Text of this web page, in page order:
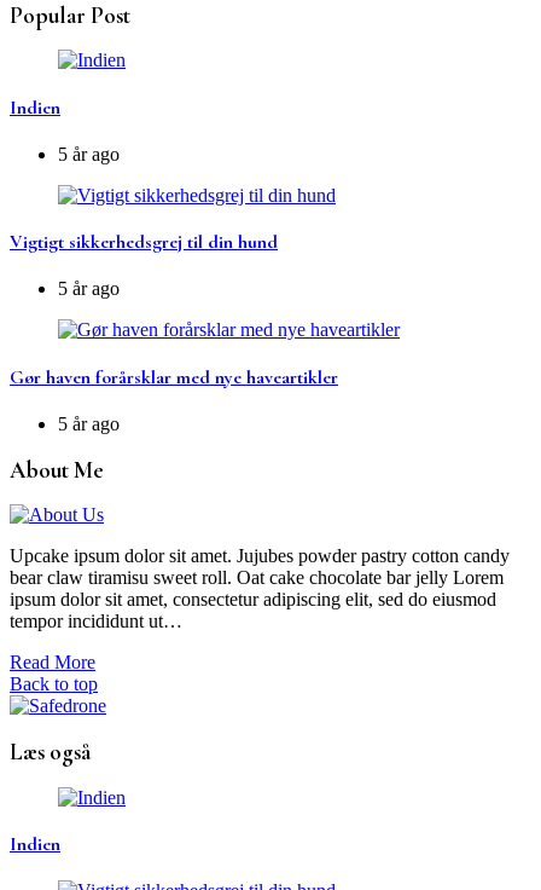
Popular Post
Indien
5 år ago
Vigtigt sikkerhedsgrej til din hund
5 år ago
Gør haven forårsklar med nye haveartikler
5 år ago
About Me
Upcake ipsum dolor sit amet. Jujubes powder pastry cotton candy
bear claw tiramisu sweet roll. Oat cake chocolate bar jelly Lorem
ipsum dolor sit amet, consectetur adipiscing elit, sed do eiusmod
tempor incididunt ut…
Read More
Back to top
Læs også
Indien